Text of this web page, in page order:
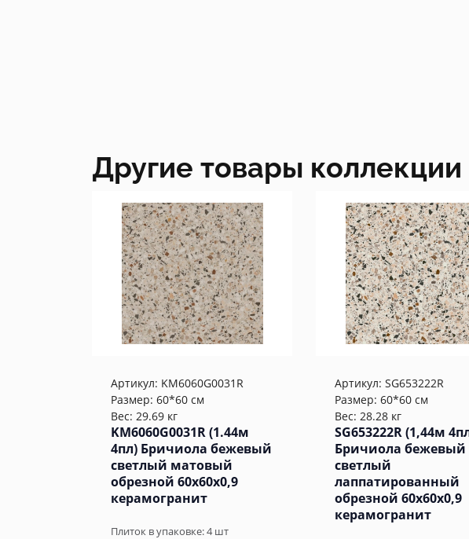
Другие товары коллекции
Артикул: KM6060G0031R
Размер: 60*60 см
Вес: 29.69 кг
KM6060G0031R (1.44м
4пл) Бричиола бежевый
светлый матовый
обрезной 60x60x0,9
керамогранит
Плиток в упаковке:4шт
Артикул: SG653222R
Размер: 60*60 см
Вес: 28.28 кг
SG653222R (1,44м
Бричиола бежевый
светлый
лаппатированный
обрезной 60x60x0,9
керамогранит